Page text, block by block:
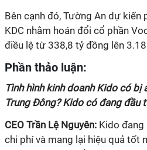
Bên cạnh đó, Tường An dự kiến
KDC nhằm hoán đổi cổ phần
điều lệ từ 338,8 tỷ đồng lên
Phần thảo luận:
Tình hình kinh doanh Kido có bị
Trung Đông? Kido có đang đầu
CEO Trần Lệ Nguyên: Kido đang
chi phí và mang lại hiệu quả tốt